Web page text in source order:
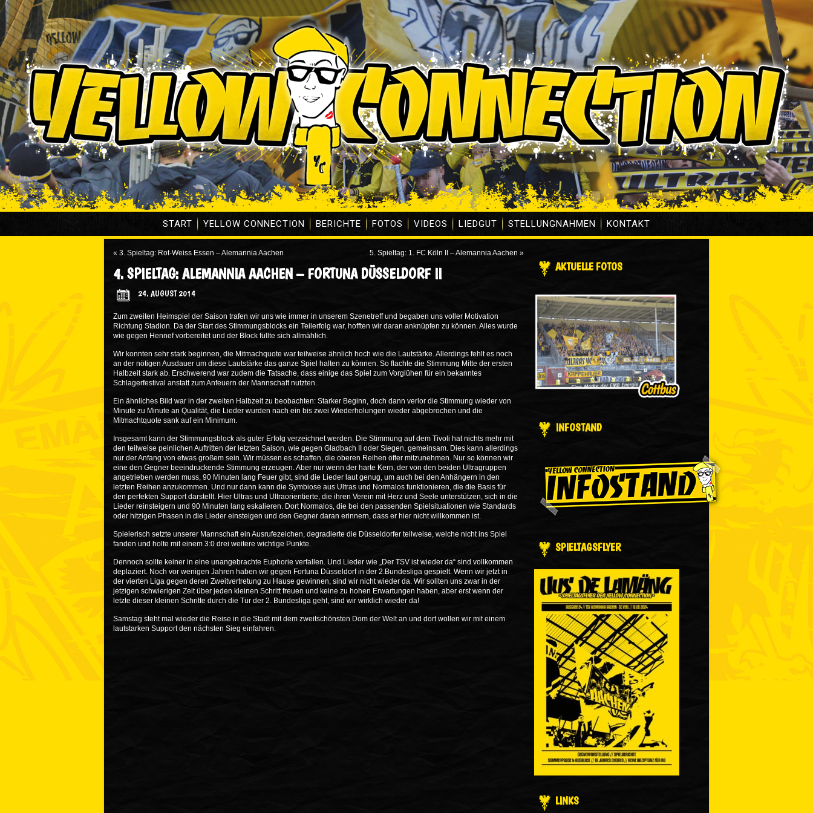
START YELLOW CONNECTION BERICHTE FOTOS VIDEOS LIEDGUT STELLUNGNAHMEN KONTAKT
« 3. Spieltag: Rot-Weiss Essen – Alemannia Aachen 5. Spieltag: 1. FC Köln II – Alemannia Aachen »
4. SPIELTAG: ALEMANNIA AACHEN – FORTUNA DÜSSELDORF II
24. AUGUST 2014
Zum zweiten Heimspiel der Saison trafen wir uns wie immer in unserem Szenetreff und begaben uns voller Motivation
Richtung Stadion. Da der Start des Stimmungsblocks ein Teilerfolg war, hofften wir daran anknüpfen zu können. Alles wurde
wie gegen Hennef vorbereitet und der Block füllte sich allmählich.
Wir konnten sehr stark beginnen, die Mitmachquote war teilweise ähnlich hoch wie die Lautstärke. Allerdings fehlt es noch
an der nötigen Ausdauer um diese Lautstärke das ganze Spiel halten zu können. So flachte die Stimmung Mitte der ersten
Halbzeit stark ab. Erschwerend war zudem die Tatsache, dass einige das Spiel zum Vorglühen für ein bekanntes
Schlagerfestival anstatt zum Anfeuern der Mannschaft nutzten.
Ein ähnliches Bild war in der zweiten Halbzeit zu beobachten: Starker Beginn, doch dann verlor die Stimmung wieder von
Minute zu Minute an Qualität, die Lieder wurden nach ein bis zwei Wiederholungen wieder abgebrochen und die
Mitmachtquote sank auf ein Minimum.
Insgesamt kann der Stimmungsblock als guter Erfolg verzeichnet werden. Die Stimmung auf dem Tivoli hat nichts mehr mit
den teilweise peinlichen Auftritten der letzten Saison, wie gegen Gladbach II oder Siegen, gemeinsam. Dies kann allerdings
nur der Anfang von etwas großem sein. Wir müssen es schaffen, die oberen Reihen öfter mitzunehmen. Nur so können wir
eine den Gegner beeindruckende Stimmung erzeugen. Aber nur wenn der harte Kern, der von den beiden Ultragruppen
angetrieben werden muss, 90 Minuten lang Feuer gibt, sind die Lieder laut genug, um auch bei den Anhängern in den
letzten Reihen anzukommen. Und nur dann kann die Symbiose aus Ultras und Normalos funktionieren, die die Basis für
den perfekten Support darstellt. Hier Ultras und Ultraorientierte, die ihren Verein mit Herz und Seele unterstützen, sich in die
Lieder reinsteigern und 90 Minuten lang eskalieren. Dort Normalos, die bei den passenden Spielsituationen wie Standards
oder hitzigen Phasen in die Lieder einsteigen und den Gegner daran erinnern, dass er hier nicht willkommen ist.
Spielerisch setzte unserer Mannschaft ein Ausrufezeichen, degradierte die Düsseldorfer teilweise, welche nicht ins Spiel
fanden und holte mit einem 3:0 drei weitere wichtige Punkte.
Dennoch sollte keiner in eine unangebrachte Euphorie verfallen. Und Lieder wie „Der TSV ist wieder da“ sind vollkommen
deplaziert. Noch vor wenigen Jahren haben wir gegen Fortuna Düsseldorf in der 2.Bundesliga gespielt. Wenn wir jetzt in
der vierten Liga gegen deren Zweitvertretung zu Hause gewinnen, sind wir nicht wieder da. Wir sollten uns zwar in der
jetzigen schwierigen Zeit über jeden kleinen Schritt freuen und keine zu hohen Erwartungen haben, aber erst wenn der
letzte dieser kleinen Schritte durch die Tür der 2. Bundesliga geht, sind wir wirklich wieder da!
Samstag steht mal wieder die Reise in die Stadt mit dem zweitschönsten Dom der Welt an und dort wollen wir mit einem
lautstarken Support den nächsten Sieg einfahren.
AKTUELLE FOTOS
INFOSTAND
SPIELTAGSFLYER
LINKS